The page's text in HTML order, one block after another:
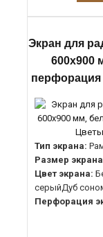
Экран для
600х900
Тип экрана:
Размер
Цвет экрана:
серыйДуб
Перфорация